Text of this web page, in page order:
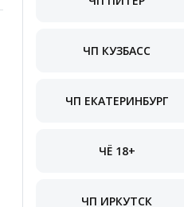
ЧП КУЗБАСС
ЧП ЕКАТЕРИНБУРГ
ЧЁ 18+
ЧП ИРКУТСК